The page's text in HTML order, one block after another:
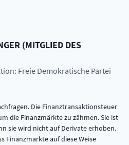
(MITGLIED DES
Freie Demokratische Partei
Die Finanztransaktionsteuer
die Finanzmärkte zu zähmen. Sie ist
sie wird nicht auf Derivate erhoben.
Finanzmärkte auf diese Weise